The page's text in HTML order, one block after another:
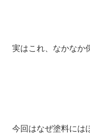
実はこれ、なかなか
今回はなぜ塗料には